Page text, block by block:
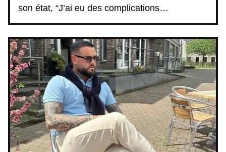
son état, “J’ai eu des complications…